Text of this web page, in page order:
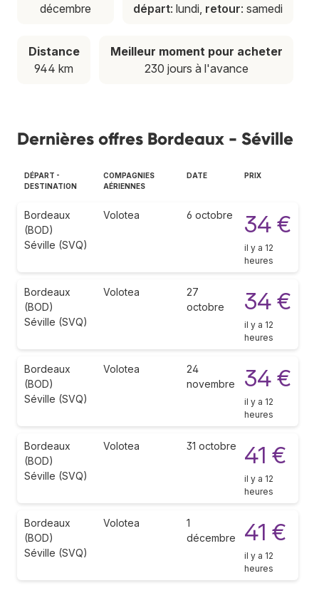
décembre
départ: lundi, retour: samedi
Distance
944 km
Meilleur moment pour acheter
230 jours à l'avance
Dernières offres Bordeaux - Séville
DÉPART -
DESTINATION
COMPAGNIES
AÉRIENNES
DATE PRIX
Bordeaux
(BOD)
Séville (SVQ)
Volotea 6 octobre 34 €
il y a 12
heures
Bordeaux
(BOD)
Séville (SVQ)
Volotea
27
octobre
34 €
il y a 12
heures
Bordeaux
(BOD)
Séville (SVQ)
Volotea
24
novembre
34 €
il y a 12
heures
Bordeaux
(BOD)
Séville (SVQ)
Volotea 31 octobre 41 €
il y a 12
heures
Bordeaux
(BOD)
Séville (SVQ)
Volotea
1
décembre
41 €
il y a 12
heures